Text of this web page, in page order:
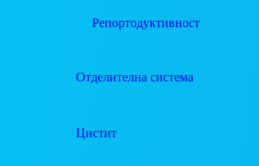
Репортодуктивност
Отделителна система
Цистит